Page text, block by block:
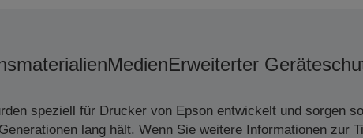
MedienErweiterter
speziell für Drucker von Epson entwickelt und sorgen
lang hält. Wenn Sie weitere Informationen zur